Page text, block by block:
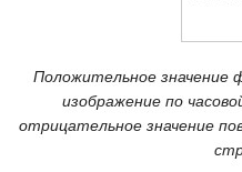
Положительное значение
изображение по
отрицательное значение